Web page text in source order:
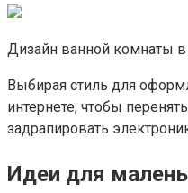
Дизайн ванной комнаты
Выбирая стиль для
интернете, чтобы
задрапировать
Идеи для